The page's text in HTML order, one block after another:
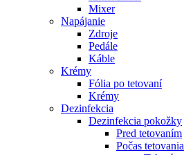
Mixer
Napájanie
Zdroje
Pedále
Káble
Krémy
Fólia po tetovaní
Krémy
Dezinfekcia
Dezinfekcia pokožky
Pred tetovaním
Počas tetovania